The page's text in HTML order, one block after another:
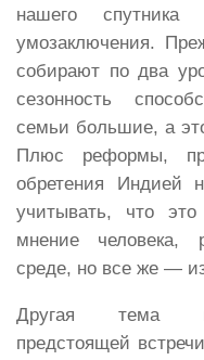
нашего
умозаключения.
собирают по два
сезонность
семьи большие, а
Плюс реформы,
обретения Индией
учитывать, что
мнение человека,
среде, но все же —
Другая тема
предстоящей